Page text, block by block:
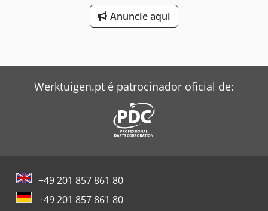
Anuncie aqui
Werktuigen.pt é patrocinador oficial de:
+49 201 857 861 80
+49 201 857 861 80